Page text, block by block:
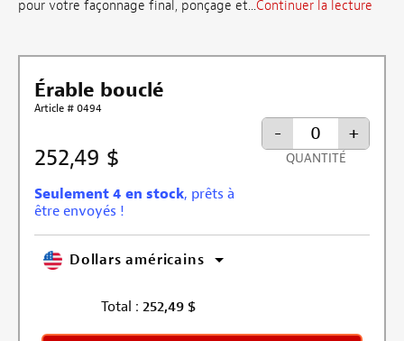
pour votre façonnage final, ponçage et...Continuer la lecture
Érable bouclé
Article # 0494
252,49 $
Seulement 4 en stock, prêts à
être envoyés !
- +
QUANTITÉ
Dollars américains
Total : 252,49 $